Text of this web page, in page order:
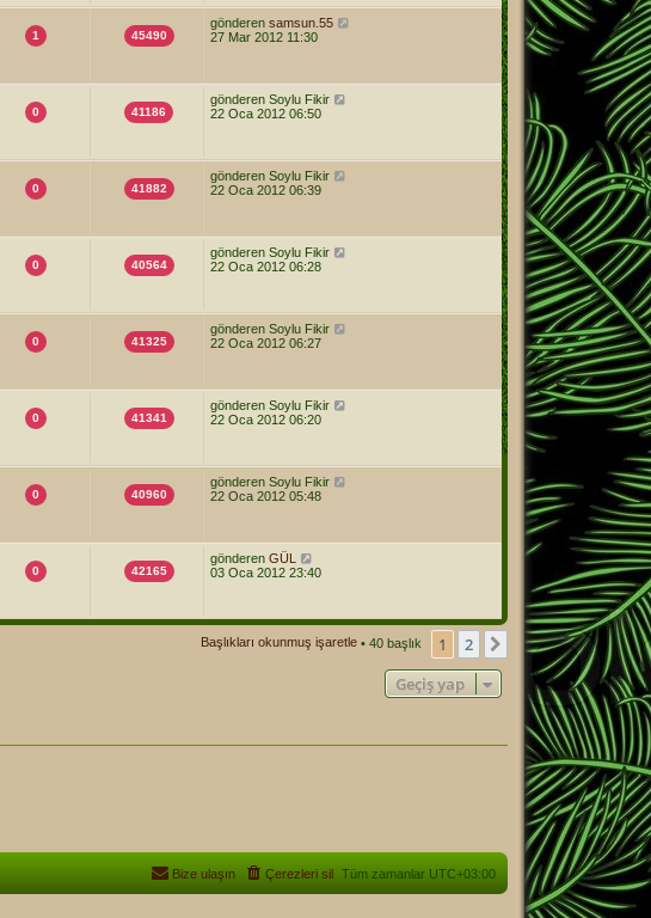
1 45490
gönderen samsun.55
27 Mar 2012 11:30
0 41186
gönderen Soylu Fikir
22 Oca 2012 06:50
0 41882
gönderen Soylu Fikir
22 Oca 2012 06:39
0 40564
gönderen Soylu Fikir
22 Oca 2012 06:28
0 41325
gönderen Soylu Fikir
22 Oca 2012 06:27
0 41341
gönderen Soylu Fikir
22 Oca 2012 06:20
0 40960
gönderen Soylu Fikir
22 Oca 2012 05:48
0 42165
gönderen GÜL
03 Oca 2012 23:40
Başlıkları okunmuş işaretle • 40 başlık 1 2 Sonraki
Geçiş yap
Tüm zamanlar UTC+03:00
Çerezleri sil
Bize ulaşın